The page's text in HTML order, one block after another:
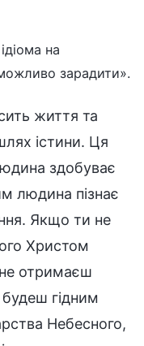
на
зарадити».
життя та
істини. Ця
здобуває
людина пізнає
Якщо ти не
Христом
не отримаєш
будеш гідним
Небесного,